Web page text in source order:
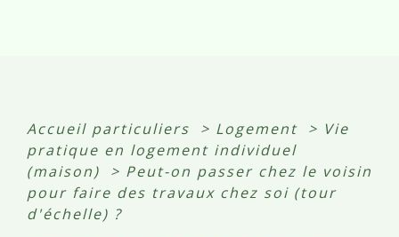
Accueil particuliers > Logement > Vie
pratique en logement individuel
(maison)
> Peut-on passer chez le voisin
pour faire des travaux chez soi (tour
d'échelle) ?